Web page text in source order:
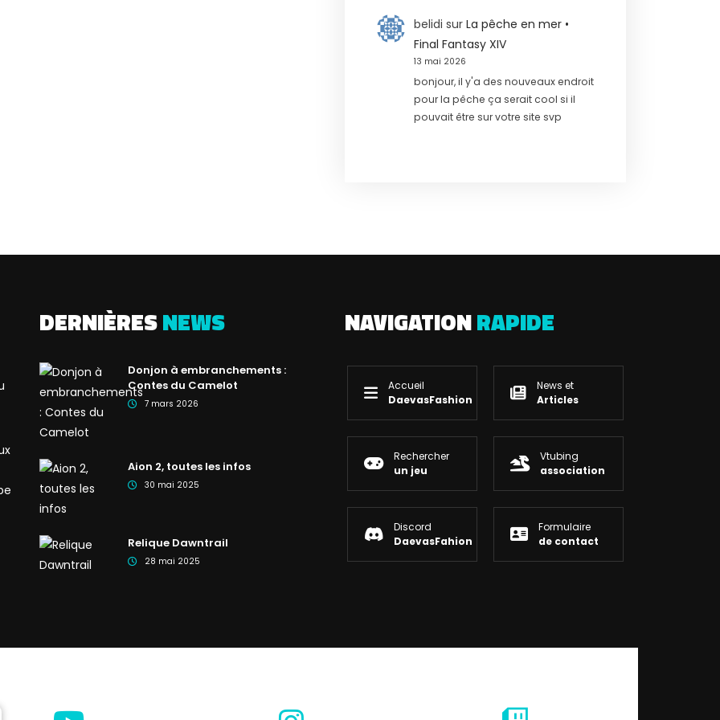
belidi sur La pêche en mer •
Final Fantasy XIV
13 mai 2026
bonjour, il y'a des nouveaux endroit
pour la pêche ça serait cool si il
pouvait être sur votre site svp
DERNIÈRESNEWS
Donjon à embranchements :
Contes du Camelot
7 mars 2026
Aion 2, toutes les infos
30 mai 2025
Relique Dawntrail
28 mai 2025
NAVIGATIONRAPIDE
Accueil
DaevasFashion
News et
Articles
Rechercher
un jeu
Vtubing
association
Discord
DaevasFahion
Formulaire
de contact